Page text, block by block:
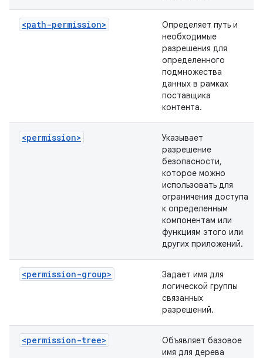
<path-permission>
Определяет путь и
необходимые
разрешения для
определенного
подмножества
данных в рамках
поставщика
контента.
<permission>
Указывает
разрешение
безопасности,
которое можно
использовать для
ограничения доступа
к определенным
компонентам или
функциям этого или
других приложений.
<permission-group>
Задает имя для
логической группы
связанных
разрешений.
<permission-tree>
Объявляет базовое
имя для дерева